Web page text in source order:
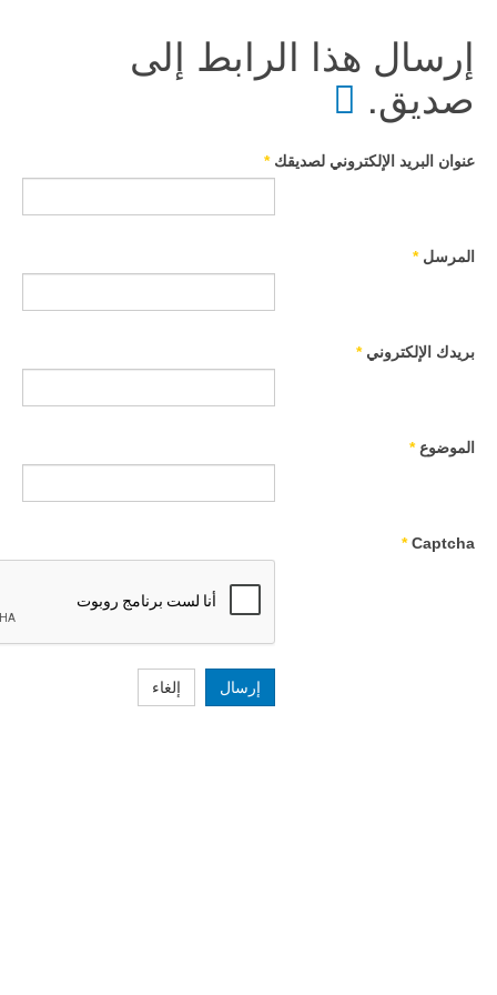
إرسال هذا الرابط إلى
صديق.
عنوان البريد الإلكتروني لصديقك *
المرسل *
بريدك الإلكتروني *
الموضوع *
Captcha
*
إرسال إلغاء